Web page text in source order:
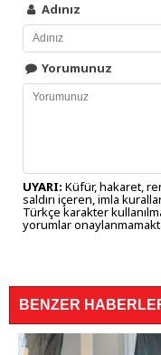
Adınız
Yorumunuz
UYARI: Küfür, hakaret,
saldırı içeren, imla
Türkçe karakter
yorumlar
BENZER